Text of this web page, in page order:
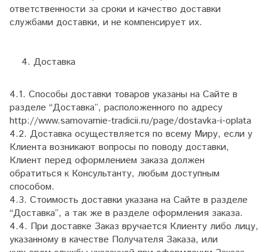
ответственности за сроки и качество доставки
службами доставки, и не компенсирует их.
Доставка
4.1. Способы доставки товаров указаны на Сайте в
разделе “Доставка”, расположенного по адресу
http://www.samovarnie-tradicii.ru/page/dostavka-i-oplata
4.2. Доставка осуществляется по всему Миру, если у
Клиента возникают вопросы по поводу доставки,
Клиент перед оформлением заказа должен
обратиться к Консультанту, любым доступным
способом.
4.3. Стоимость доставки указана на Сайте в разделе
“Доставка”, а так же в разделе оформления заказа.
4.4. При доставке Заказ вручается Клиенту либо лицу,
указанному в качестве Получателя Заказа, или